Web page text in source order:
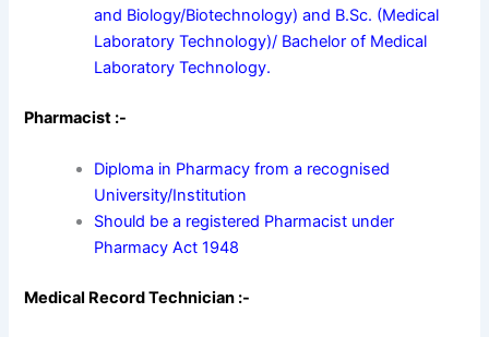
and Biology/Biotechnology) and B.Sc. (Medical
Laboratory Technology)/ Bachelor of Medical
Laboratory Technology.
Pharmacist :-
Diploma in Pharmacy from a recognised
University/Institution
Should be a registered Pharmacist under
Pharmacy Act 1948
Medical Record Technician :-